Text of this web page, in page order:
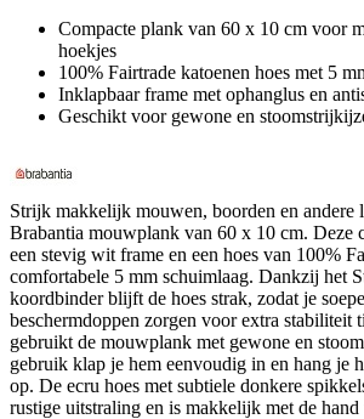
Compacte plank van 60 x 10 cm voor
hoekjes
100% Fairtrade katoenen hoes met 5
Inklapbaar frame met ophanglus en
Geschikt voor gewone en
Strijk makkelijk mouwen, boorden en andere
Brabantia mouwplank van 60 x 10 cm. Deze
een stevig wit frame en een hoes van 100%
comfortabele 5 mm schuimlaag. Dankzij het
koordbinder blijft de hoes strak, zodat je
beschermdoppen zorgen voor extra stabiliteit
gebruikt de mouwplank met gewone en
gebruik klap je hem eenvoudig in en hang je
op. De ecru hoes met subtiele donkere
rustige uitstraling en is makkelijk met de hand